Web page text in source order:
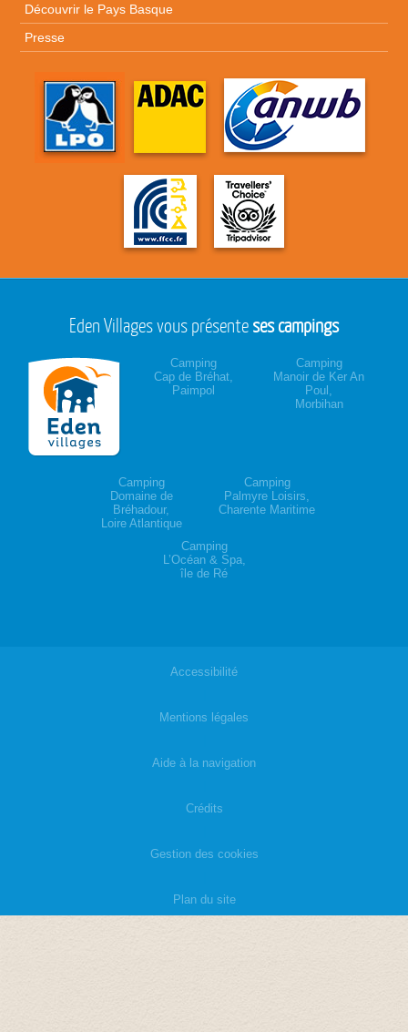
Découvrir le Pays Basque
Presse
Eden Villages vous présenteses campings
Camping
Cap de Bréhat,
Paimpol
Camping
Manoir de Ker An
Poul,
Morbihan
Camping
Domaine de
Bréhadour,
Loire Atlantique
Camping
Palmyre Loisirs,
Charente Maritime
Camping
L’Océan & Spa,
île de Ré
Accessibilité
Mentions légales
Aide à la navigation
Crédits
Gestion des cookies
Plan du site